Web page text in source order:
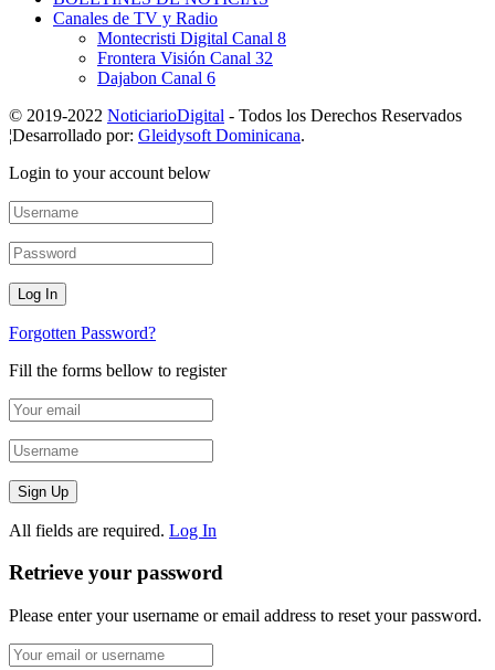
Canales de TV y Radio
Montecristi Digital Canal 8
Frontera Visión Canal 32
Dajabon Canal 6
© 2019-2022 NoticiarioDigital - Todos los Derechos Reservados
¦Desarrollado por: Gleidysoft Dominicana.
Login to your account below
Forgotten Password?
Fill the forms bellow to register
All fields are required. Log In
Retrieve your password
Please enter your username or email address to reset your password.